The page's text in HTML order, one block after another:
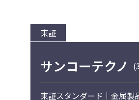
東証
サンコーテクノ
東証スタンダード 金属製